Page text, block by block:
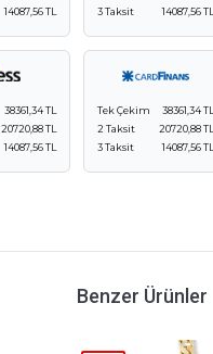
14087,56 TL
3 Taksit
14087,56 TL
38361,34 TL
20720,88 TL
14087,56 TL
Tek Çekim
38361,34 TL
2 Taksit
20720,88 TL
3 Taksit
14087,56 TL
Benzer Ürünler